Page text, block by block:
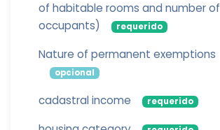
of habitable rooms and number of
occupants)
requerido
Nature of permanent exemptions
opcional
cadastral income requerido